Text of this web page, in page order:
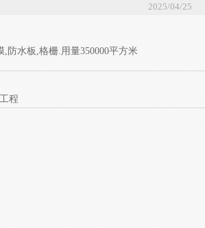
2025/04/25
防水板,格栅.用量350000平方米
程